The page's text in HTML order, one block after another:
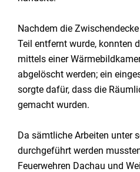
Nachdem die
Teil entfernt wurde, konnten
mittels einer
abgelöscht werden; ein
sorgte dafür, dass die
gemacht wurden.
Da sämtliche Arbeiten unter
durchgeführt werden
Feuerwehren Dachau und